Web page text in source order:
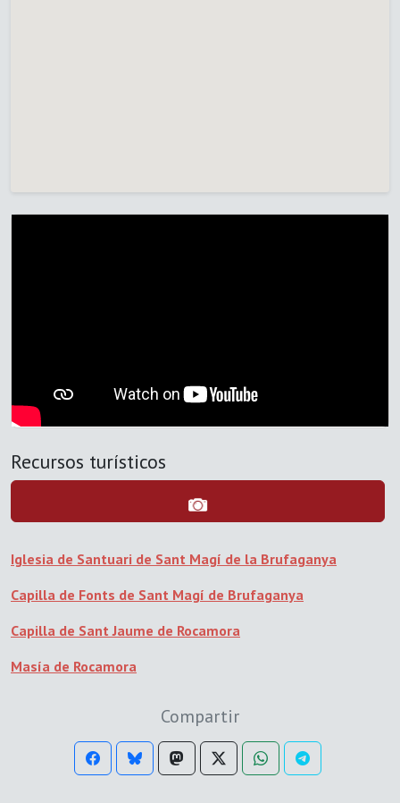
Recursos turísticos
Iglesia de Santuari de Sant Magí de la Brufaganya
Capilla de Fonts de Sant Magí de Brufaganya
Capilla de Sant Jaume de Rocamora
Masía de Rocamora
Compartir